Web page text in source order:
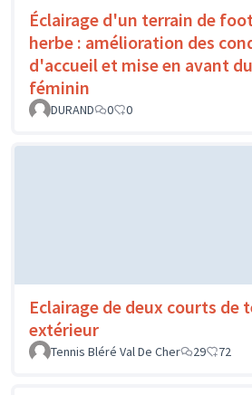
Éclairage d'un terrain de
herbe : amélioration des
d'accueil et mise en avant
féminin
DURAND 0 0
Eclairage de deux courts de
extérieur
Tennis Bléré Val De Cher
29 72